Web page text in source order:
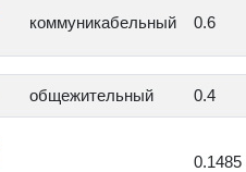
коммуникабельный 0.6
общежительный 0.4
0.1485